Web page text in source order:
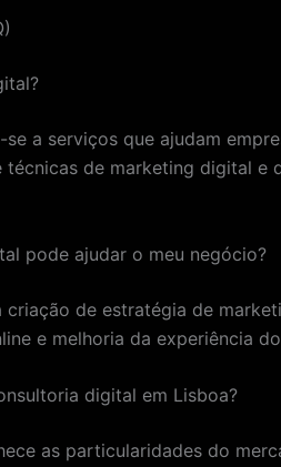
a serviços que ajudam
técnicas de marketing digital e
pode ajudar o meu negócio?
criação de estratégia de
e melhoria da experiência
digital em Lisboa?
as particularidades do